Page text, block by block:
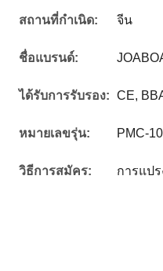
สถานที่กำเนิด: จีน
ชื่อแบรนด์:
ได้รับการรับรอง: CE,
หมายเลขรุ่น: PMC-
วิธีการสมัคร: การแป